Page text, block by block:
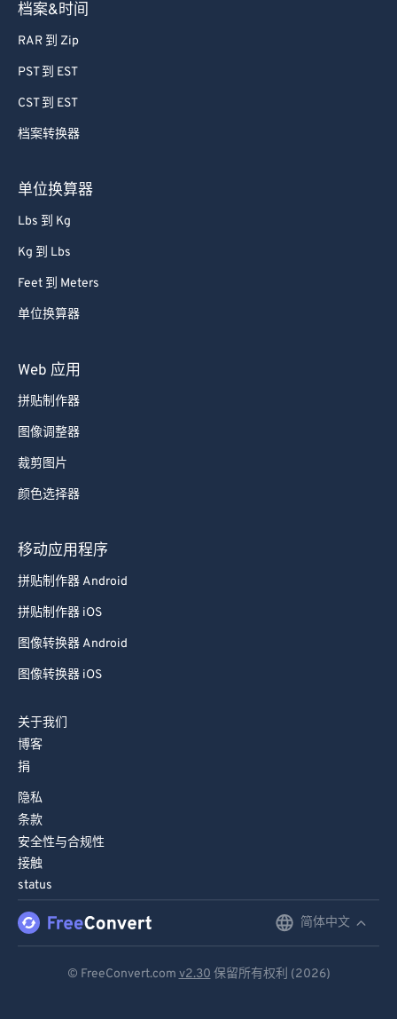
档案&时间
RAR 到 Zip
PST 到 EST
CST 到 EST
档案转换器
单位换算器
Lbs 到 Kg
Kg 到 Lbs
Feet 到 Meters
单位换算器
Web 应用
拼贴制作器
图像调整器
裁剪图片
颜色选择器
移动应用程序
拼贴制作器 Android
拼贴制作器 iOS
图像转换器 Android
图像转换器 iOS
关于我们
博客
捐
隐私
条款
安全性与合规性
接触
status
简体中文
© FreeConvert.com v2.30 保留所有权利 (2026)